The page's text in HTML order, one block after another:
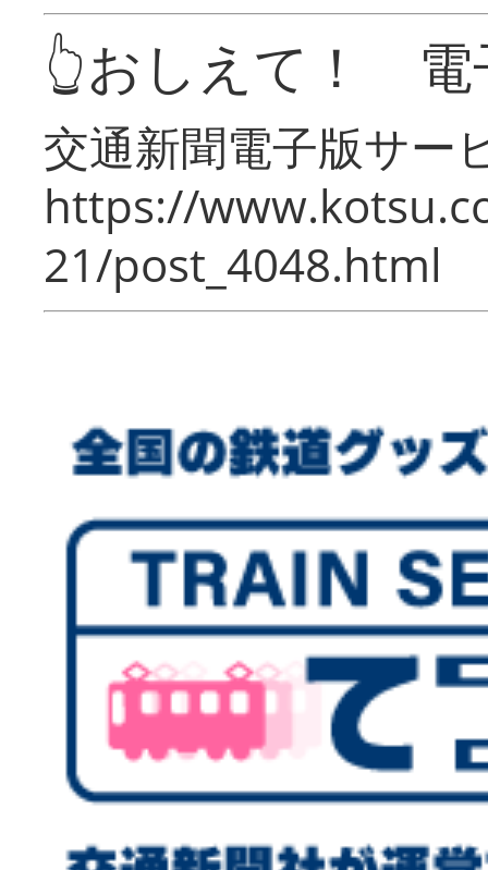
👆おしえて！ 電
交通新聞電子版サー
https://
21/post_4048.html